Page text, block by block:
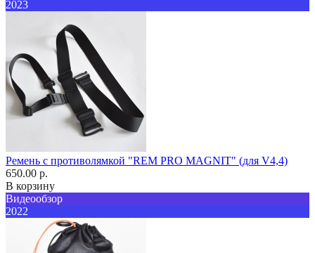
2023
Ремень с противолямкой "REM PRO MAGNIT" (для V4,4)
650.00 р.
В корзину
Видеообзор
2022